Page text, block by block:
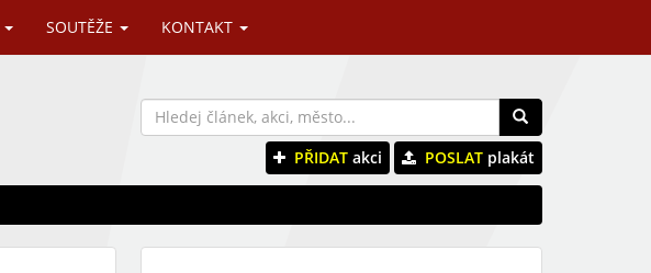
SOUTĚŽE KONTAKT
PŘIDAT akci POSLAT plakát